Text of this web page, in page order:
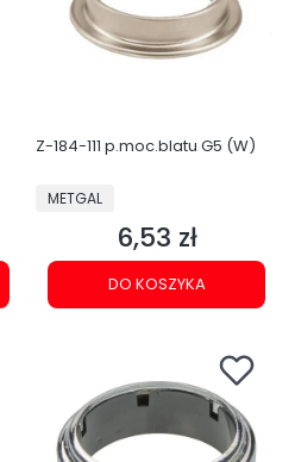
Z-184-111 p.moc.blatu G5 (W)
PRODUCENT
METGAL
Cena
6,53 zł
DO KOSZYKA